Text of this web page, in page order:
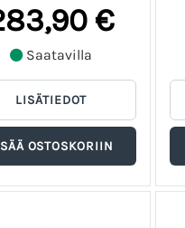
€
Saatavilla